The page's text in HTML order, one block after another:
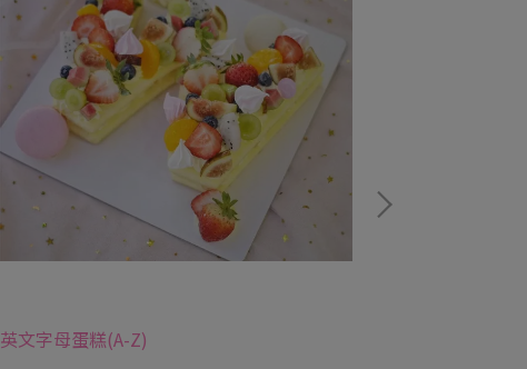
英文字母蛋糕(A-Z)